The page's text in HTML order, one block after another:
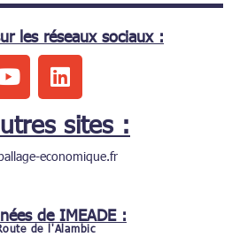
les réseaux sociaux :
Y
o
u
t
u
L
i
n
k
e
n
sites :
economique.fr
de IMEADE :
de l'Alambic